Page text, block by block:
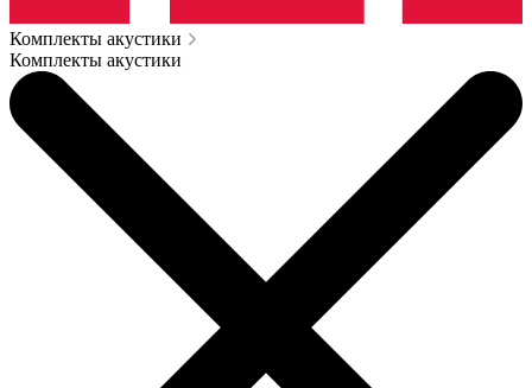
Комплекты акустики
Комплекты акустики